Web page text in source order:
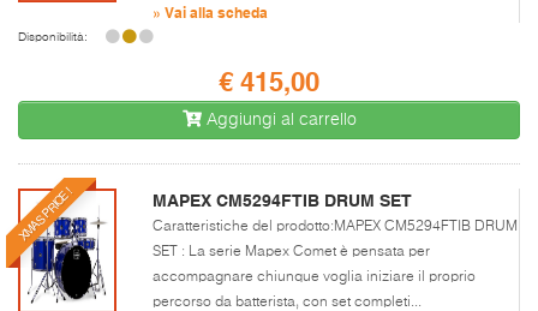
» Vai alla scheda
Disponibilità:
€ 415,00
Aggiungi al carrello
XMAS PRICE ! MAPEX CM5294FTIB DRUM SET
Caratteristiche del prodotto:MAPEX CM5294FTIB DRUM
SET : La serie Mapex Comet è pensata per
accompagnare chiunque voglia iniziare il proprio
percorso da batterista, con set completi...